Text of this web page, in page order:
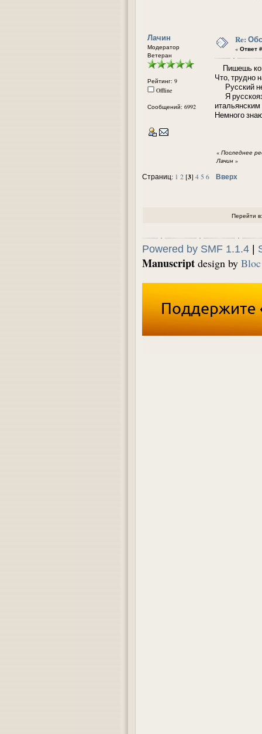
Лачин
Модератор
Ветеран
Рейтинг: 9
Offline
Сообщений: 6992
Re:
« Ответ
Пишешь
Что, трудно
Русский
Я
Немного
« Последнее
Лачин »
Страниц: 1 2 [3] 4 5 6 Вверх
Перейти в:
Powered by SMF 1.1.4 |
Manuscript design by Bloc